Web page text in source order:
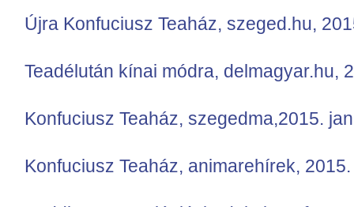
Újra Konfuciusz Teaház, szeged.hu,
Teadélután kínai módra, delmagyar.hu,
Konfuciusz Teaház, szegedma,2015.
Konfuciusz Teaház, animarehírek,